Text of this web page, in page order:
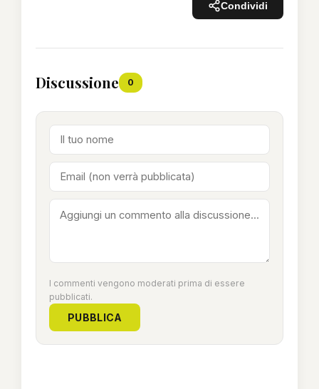
Condividi
Discussione 0
I commenti vengono moderati prima di essere
pubblicati.
PUBBLICA